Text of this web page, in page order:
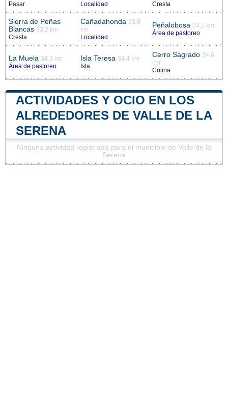
Pasar
Localidad
Cresta
Sierra de Peñas
Blancas 33.2 km
Cresta
Cañadahonda 33.8
km
Localidad
Peñalobosa 34.1 km
Área de pastoreo
La Muela 34.3 km
Área de pastoreo
Isla Teresa 34.4 km
Isla
Cerro Sagrado 34.6
km
Colina
ACTIVIDADES Y OCIO EN LOS
ALREDEDORES DE VALLE DE LA
SERENA
Ninguna actividad registrada para el municipio de Valle de la
Serena